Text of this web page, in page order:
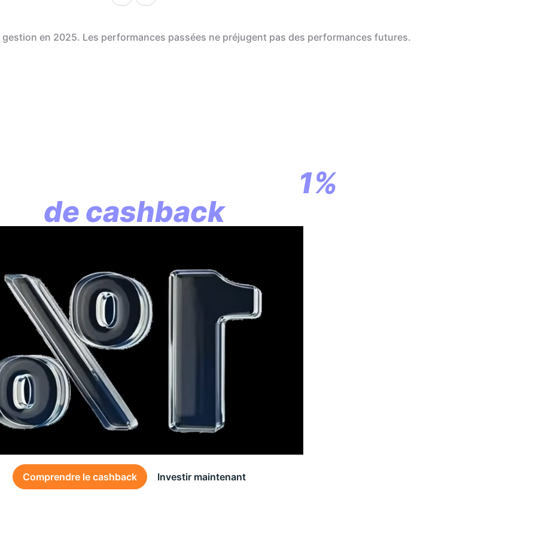
en 2025. Les performances passées ne préjugent pas des performances futures.
1%
de cashback
Comprendre le cashback Investir maintenant